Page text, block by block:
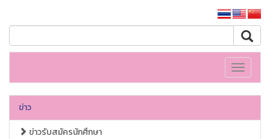
Toggle
ข่าว
ข่าวรับสมัครนักศึกษา